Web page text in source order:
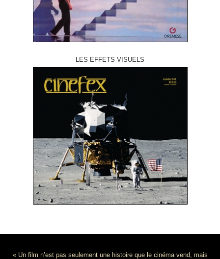
LES EFFETS VISUELS
« Un film n’est pas seulement une histoire que le cinéma vend, mais